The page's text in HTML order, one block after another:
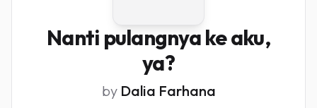
Nanti pulangnya ke aku,
ya?
by Dalia Farhana